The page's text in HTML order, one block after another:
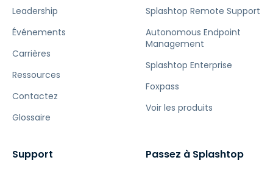
Leadership
Événements
Carrières
Ressources
Contactez
Glossaire
Splashtop Remote Support
Autonomous Endpoint
Management
Splashtop Enterprise
Foxpass
Voir les produits
Support Passez à Splashtop